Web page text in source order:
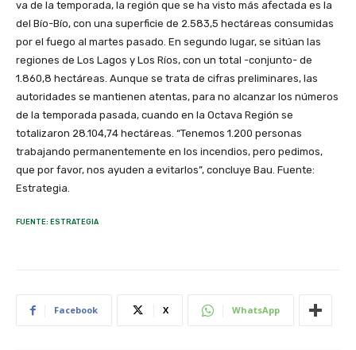
va de la temporada, la región que se ha visto más afectada es la
del Bío-Bío, con una superficie de 2.583,5 hectáreas consumidas
por el fuego al martes pasado. En segundo lugar, se sitúan las
regiones de Los Lagos y Los Ríos, con un total -conjunto- de
1.860,8 hectáreas. Aunque se trata de cifras preliminares, las
autoridades se mantienen atentas, para no alcanzar los números
de la temporada pasada, cuando en la Octava Región se
totalizaron 28.104,74 hectáreas. “Tenemos 1.200 personas
trabajando permanentemente en los incendios, pero pedimos,
que por favor, nos ayuden a evitarlos”, concluye Bau. Fuente:
Estrategia.
FUENTE: ESTRATEGIA
Facebook X WhatsApp